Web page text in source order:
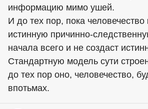
информацию мимо ушей.
И до тех пор, пока человечество
истинную причинно-
начала всего и не создаст
Стандартную модель сути
до тех пор оно, человечество,
впотьмах.